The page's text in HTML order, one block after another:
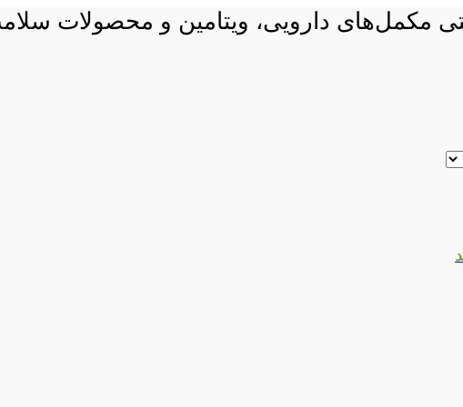
مکمل‌های دارویی، ویتامین و محصولات